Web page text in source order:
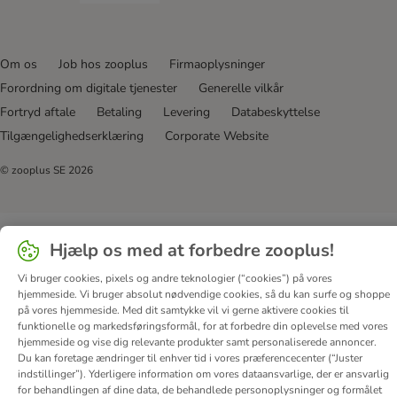
Om os Job hos zooplus
Firmaoplysninger
Forordning om digitale tjenester
Generelle vilkår
Fortryd aftale
Betaling Levering
Databeskyttelse
Tilgængelighedserklæring
Corporate Website
© zooplus SE 2026
Hjælp os med at forbedre zooplus!
Vi bruger cookies, pixels og andre teknologier (“cookies”) på vores
hjemmeside. Vi bruger absolut nødvendige cookies, så du kan surfe og shoppe
på vores hjemmeside. Med dit samtykke vil vi gerne aktivere cookies til
funktionelle og markedsføringsformål, for at forbedre din oplevelse med vores
hjemmeside og vise dig relevante produkter samt personaliserede annoncer.
Du kan foretage ændringer til enhver tid i vores præferencecenter (“Juster
indstillinger”). Yderligere information om vores dataansvarlige, der er ansvarlig
for behandlingen af ​​dine data, de behandlede personoplysninger og formålet